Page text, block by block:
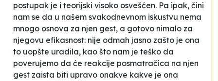
postupak je i teorijski visoko osvešćen. Pa ipak, čini
nam se da u našem svakodnevnom iskustvu nema
mnogo osnova za njen gest, a gotovo nimalo za
njegovu efikasnost: nije odmah jasno zašto je ona
to uopšte uradila, kao što nam je teško da
poverujemo da će reakcije posmatračica na njen
gest zaista biti upravo onakve kakve je ona